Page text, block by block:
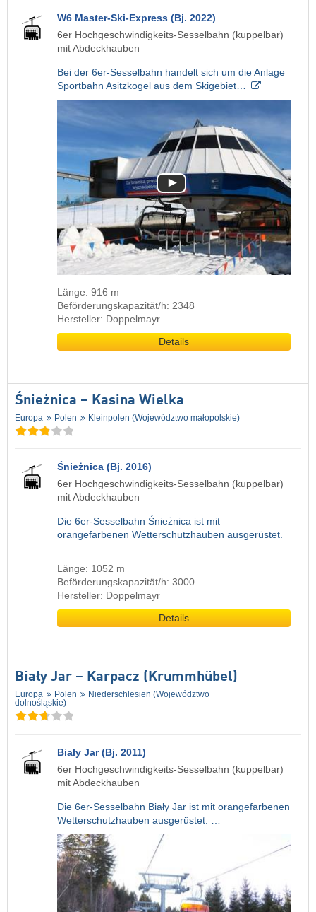
W6 Master-Ski-Express (Bj. 2022)
6er Hochgeschwindigkeits-Sesselbahn (kuppelbar)
mit Abdeckhauben
Bei der 6er-Sesselbahn handelt sich um die Anlage
Sportbahn Asitzkogel aus dem Skigebiet…
Länge: 916 m
Beförderungskapazität/h: 2348
Hersteller: Doppelmayr
Details
Śnieżnica – Kasina Wielka
Europa Polen Kleinpolen (Województwo małopolskie)
Śnieżnica (Bj. 2016)
6er Hochgeschwindigkeits-Sesselbahn (kuppelbar)
mit Abdeckhauben
Die 6er-Sesselbahn Śnieżnica ist mit
orangefarbenen Wetterschutzhauben ausgerüstet.
…
Länge: 1052 m
Beförderungskapazität/h: 3000
Hersteller: Doppelmayr
Details
Biały Jar – Karpacz (Krummhübel)
Europa Polen
Niederschlesien (Województwo
dolnośląskie)
Biały Jar (Bj. 2011)
6er Hochgeschwindigkeits-Sesselbahn (kuppelbar)
mit Abdeckhauben
Die 6er-Sesselbahn Biały Jar ist mit orangefarbenen
Wetterschutzhauben ausgerüstet. …